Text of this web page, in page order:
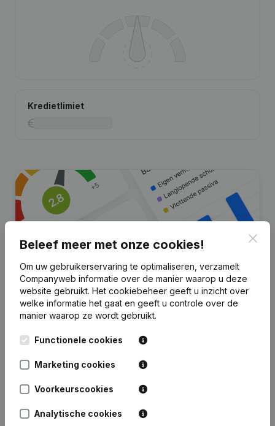
Kredietlimiet
Zoek je meer informatie over dit
bedrijf?
Krijg updates van belangrijke ontwikkelingen
Beleef meer met onze cookies!
Om uw gebruikerservaring te optimaliseren, verzamelt
Companyweb informatie over de manier waarop u deze
website gebruikt. Het cookiebeheer geeft u inzicht over
welke informatie het gaat en geeft u controle over de
manier waarop ze wordt gebruikt.
Functionele cookies
Marketing cookies
Voorkeurscookies
Analytische cookies